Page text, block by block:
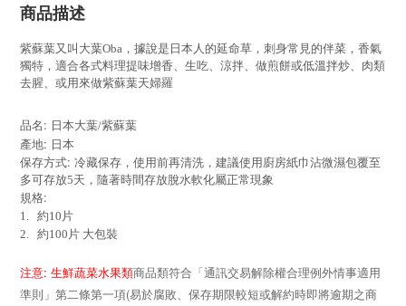
商品描述
紫蘇葉又叫大葉Oba，據說是日本人的延命草，刺身常見的伴菜，香氣
獨特，適合各式料理提味增香、 生吃、涼拌、做煎餅或低溫拌炒、肉類
去腥、 或用來做紫蘇葉天婦羅
品名 : 日本大葉/紫蘇葉
產地: 日本
保存方式: 冷藏保存， 使用前再清洗，建議使用廚房紙巾沾微濕包覆至
多可存放5天，隨著時間存放脫水軟化屬正常現象
規格:
1. 約10片
2. 約100片 大包裝
注意: 生鮮蔬菜水果類商品類符合「通訊交易解除權合理例外情事適用
準則」第二條第一項(易於腐敗、保存期限較短或解約時即將逾期之商